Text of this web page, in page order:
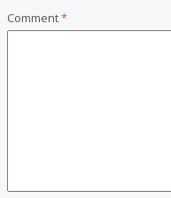
Comment*